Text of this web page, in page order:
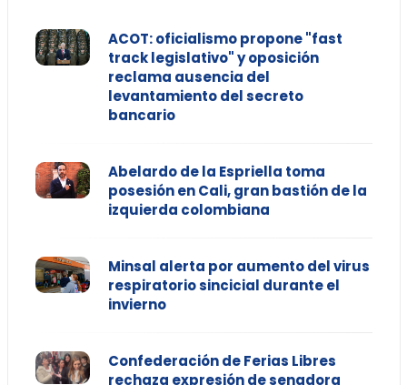
ACOT: oficialismo propone "fast
track legislativo" y oposición
reclama ausencia del
levantamiento del secreto
bancario
Abelardo de la Espriella toma
posesión en Cali, gran bastión de la
izquierda colombiana
Minsal alerta por aumento del virus
respiratorio sincicial durante el
invierno
Confederación de Ferias Libres
rechaza expresión de senadora